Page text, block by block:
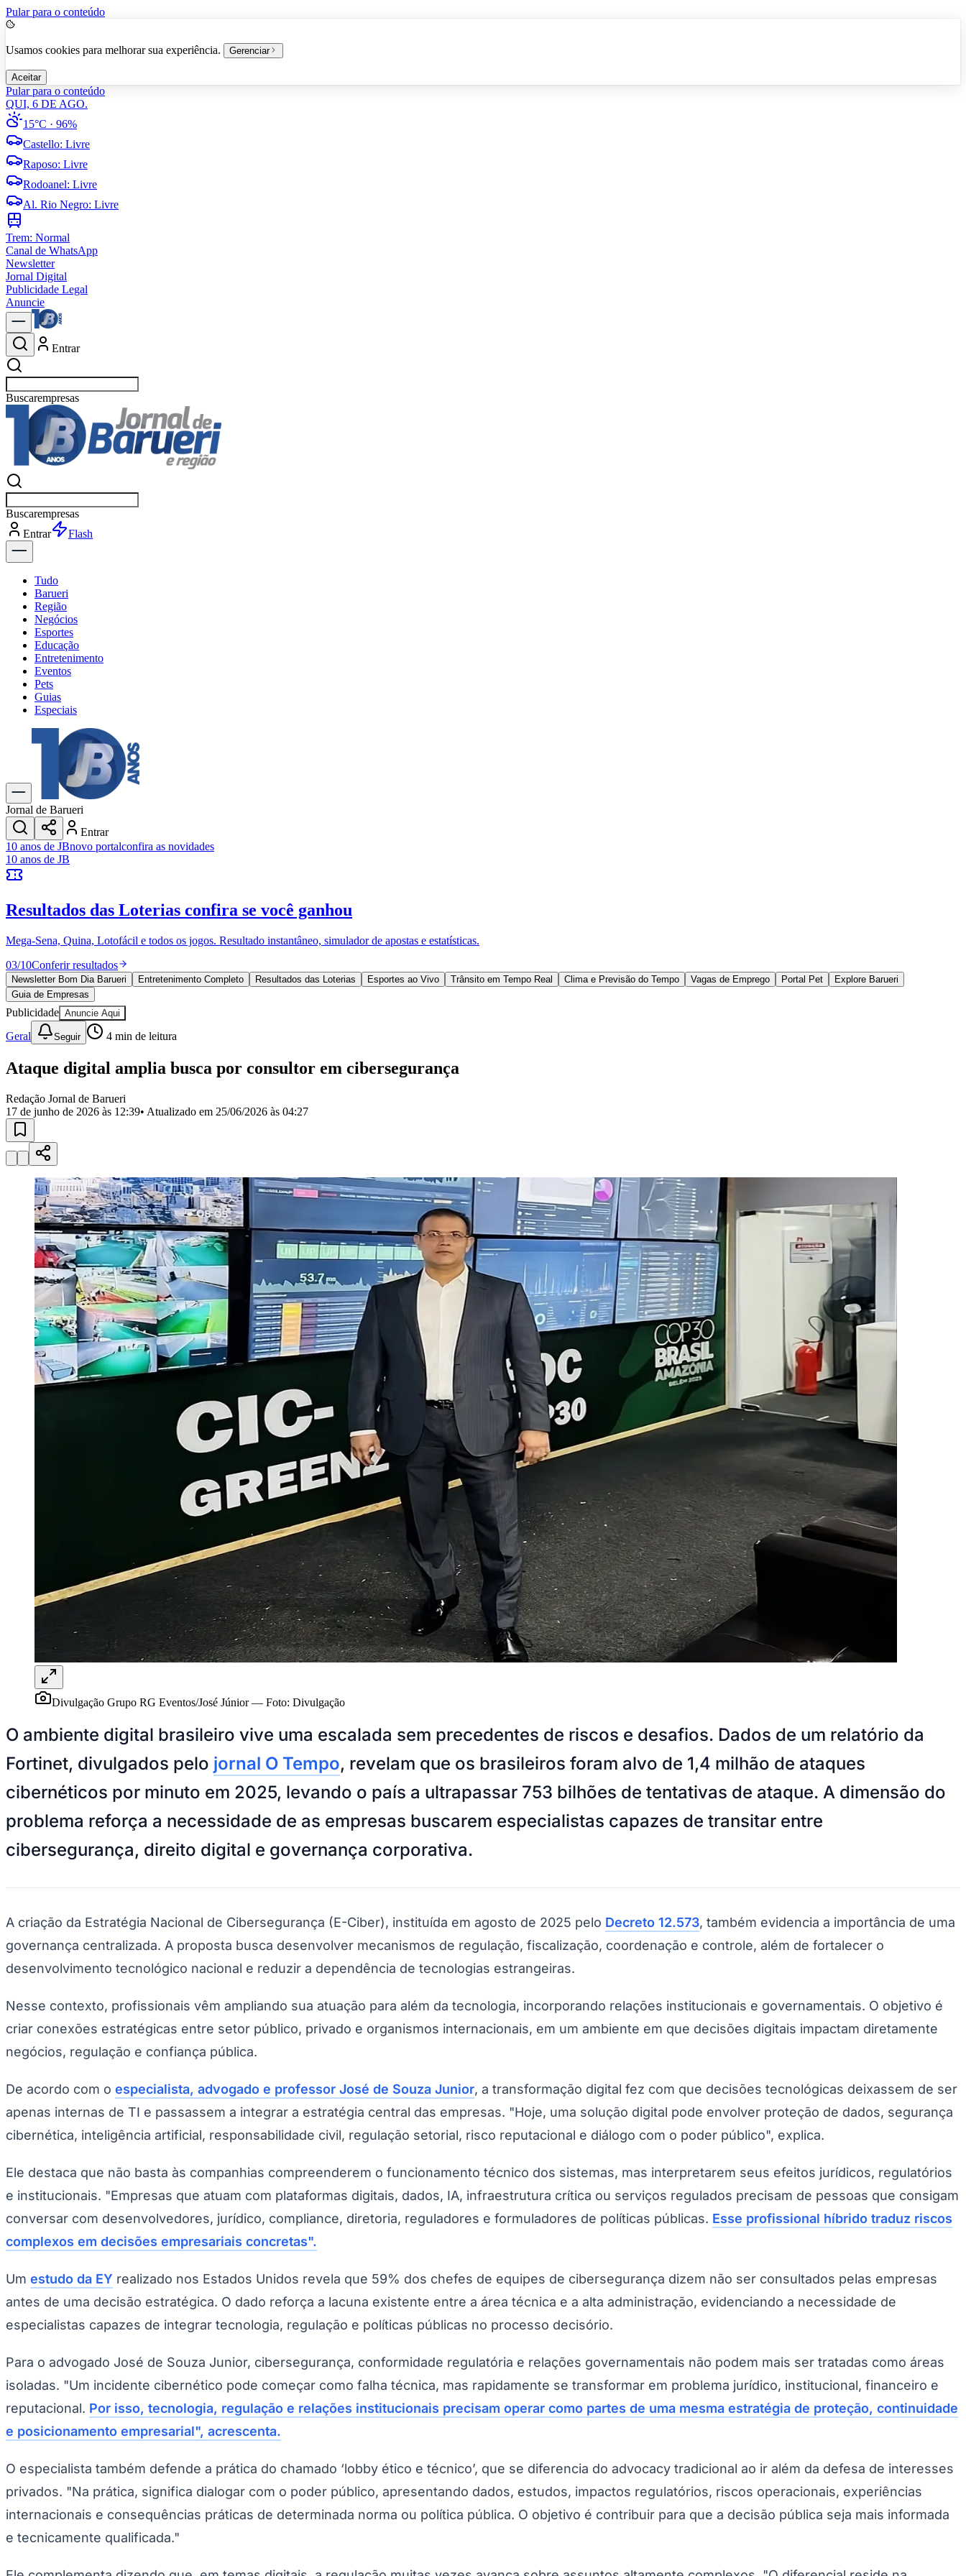
Pular para o conteúdo
Usamos cookies para melhorar sua experiência. Gerenciar
Aceitar
Pular para o conteúdo
QUI, 6 DE AGO.
15°C · 96%
Castello: Livre
Raposo: Livre
Rodoanel: Livre
Al. Rio Negro: Livre
Trem: Normal
Canal de WhatsApp
Newsletter
Jornal Digital
Publicidade Legal
Anuncie
Entrar
Buscaresportes
Buscaresportes
Entrar
Flash
Tudo
Barueri
Região
Negócios
Esportes
Educação
Entretenimento
Eventos
Pets
Guias
Especiais
Explore Tudo
Últimas Notícias
Previsão do Tempo
Trânsito e Rotas
Dia a Dia & Lazer
Transportes
Gastronomia
Cinema & Shows
JogosNovo
Anuncie no Portal
Cadastrar Empresa
Divulgar Vagas Novo
Publicidade Legal
Política
Eleições
Esportes
Saúde
Segurança
Cultura
Obras
Educação
Bairros de Barueri
Selecione sua região
AldeiaAldeia da Serra
MilitarItapeviJandiraJardim AudirJardim BelvalJardim CalifórniaJardim dos AltosJardim dos CamargosJardim EsperançaJardim GrazielaJardim IracemaJardim ItaquitiJardim JulioJardim LíbanoJardim Maria
CristinaJardim Maria HelenaJardim MutingaJardim ParaísoJardim PaulistaJardim ReginaliceJardim São Luís Jardim São Pedro Jardim São SilvestreJardim Silveira
AldeinhaOsascoParque dos CamargosParque Imperial Parque VianaPirapora do Bom Jesus Recanto PhrynéaSantana de ParnaíbaSilveira Tamboré Vale do SolVila Barros Vila Boa Vista
CondeVila Engenho NovoVila MárciaVila Nossa Sra. da Escada
Para Sua Empresa
Anuncie no Portal
Guia de Empresas
Divulgar VagasNovo
Publicidade Legal
Negócios Regionais
Turismo
Segurança Regional
Hospitais Estaduais
Parques & Represas
CarapicuíbaJandira Itapevi Cotia Pirapora do Bom JesusAraçariguamaCajamar Caieiras Franco da Rocha Francisco MoratoTaboão da SerraEmbu das Artes
Panorama Econômico
Para Sua Empresa
Anuncie no Portal
Verificar Empresa
Anunciar Vagas Novo
Publicidade Legal
NBA
Fórmula 1
UFC
Tênis (ATP)
MLB
NHL
Atletismo
NBB
Brasileirão Série B
Paulistão
Copa do Brasil
Libertadores
Sul-Americana
Premier League
Bundesliga
Mundial 2026
Jornal de Barueri
Entrar
10 anos de JBnovo portalconfira as novidades
10 anos de JB
Resultados das Loterias confira se você ganhou
Mega-Sena, Quina, Lotofácil e todos os jogos. Resultado instantâneo, simulador de apostas e estatísticas.
03/10Conferir resultados
Newsletter Bom Dia Barueri Entretenimento Completo Resultados das Loterias Esportes ao Vivo Trânsito em Tempo Real Clima e Previsão do Tempo Vagas de Emprego Portal Pet
Explore Barueri
Guia de Empresas
Publicidade Anuncie Aqui
Geral Seguir 4 min de leitura
Ataque digital amplia busca por consultor em cibersegurança
Redação Jornal de Barueri
17 de junho de 2026 às 12:39• Atualizado em 25/06/2026 às 04:27
Divulgação Grupo RG Eventos/José Júnior— Foto: Divulgação
O ambiente digital brasileiro vive uma escalada sem precedentes de riscos e desafios. Dados de um relatório da
Fortinet, divulgados pelo jornal O Tempo, revelam que os brasileiros foram alvo de 1,4 milhão de ataques
cibernéticos por minuto em 2025, levando o país a ultrapassar 753 bilhões de tentativas de ataque. A dimensão do
problema reforça a necessidade de as empresas buscarem especialistas capazes de transitar entre
cibersegurança, direito digital e governança corporativa.
A criação da Estratégia Nacional de Cibersegurança (E-Ciber), instituída em agosto de 2025 pelo Decreto 12.573, também evidencia a importância de uma
governança centralizada. A proposta busca desenvolver mecanismos de regulação, fiscalização, coordenação e controle, além de fortalecer o
desenvolvimento tecnológico nacional e reduzir a dependência de tecnologias estrangeiras.
Nesse contexto, profissionais vêm ampliando sua atuação para além da tecnologia, incorporando relações institucionais e governamentais. O objetivo é
criar conexões estratégicas entre setor público, privado e organismos internacionais, em um ambiente em que decisões digitais impactam diretamente
negócios, regulação e confiança pública.
De acordo com o especialista, advogado e professor José de Souza Junior, a transformação digital fez com que decisões tecnológicas deixassem de ser
apenas internas de TI e passassem a integrar a estratégia central das empresas. "Hoje, uma solução digital pode envolver proteção de dados, segurança
cibernética, inteligência artificial, responsabilidade civil, regulação setorial, risco reputacional e diálogo com o poder público", explica.
Ele destaca que não basta às companhias compreenderem o funcionamento técnico dos sistemas, mas interpretarem seus efeitos jurídicos, regulatórios
e institucionais. "Empresas que atuam com plataformas digitais, dados, IA, infraestrutura crítica ou serviços regulados precisam de pessoas que consigam
conversar com desenvolvedores, jurídico, compliance, diretoria, reguladores e formuladores de políticas públicas. Esse profissional híbrido traduz riscos
complexos em decisões empresariais concretas".
Um estudo da EY realizado nos Estados Unidos revela que 59% dos chefes de equipes de cibersegurança dizem não ser consultados pelas empresas
antes de uma decisão estratégica. O dado reforça a lacuna existente entre a área técnica e a alta administração, evidenciando a necessidade de
especialistas capazes de integrar tecnologia, regulação e políticas públicas no processo decisório.
Para o advogado José de Souza Junior, cibersegurança, conformidade regulatória e relações governamentais não podem mais ser tratadas como áreas
isoladas. "Um incidente cibernético pode começar como falha técnica, mas rapidamente se transformar em problema jurídico, institucional, financeiro e
reputacional. Por isso, tecnologia, regulação e relações institucionais precisam operar como partes de uma mesma estratégia de proteção, continuidade
e posicionamento empresarial", acrescenta.
O especialista também defende a prática do chamado ‘lobby ético e técnico’, que se diferencia do advocacy tradicional ao ir além da defesa de interesses
privados. "Na prática, significa dialogar com o poder público, apresentando dados, estudos, impactos regulatórios, riscos operacionais, experiências
internacionais e consequências práticas de determinada norma ou política pública. O objetivo é contribuir para que a decisão pública seja mais informada
e tecnicamente qualificada."